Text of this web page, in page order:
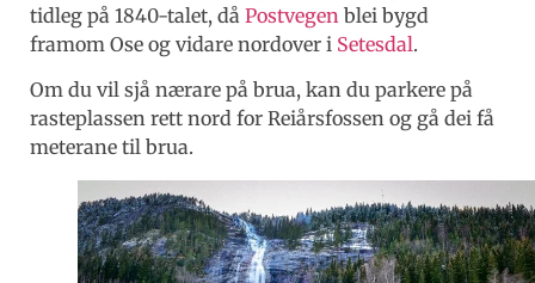
tidleg på 1840-talet, då Postvegen blei bygd
framom Ose og vidare nordover i Setesdal.
Om du vil sjå nærare på brua, kan du parkere på
rasteplassen rett nord for Reiårsfossen og gå dei få
meterane til brua.